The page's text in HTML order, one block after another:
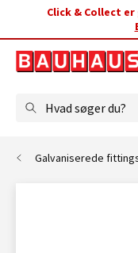
Click & Collect
Hvad søger du?
Galvaniserede